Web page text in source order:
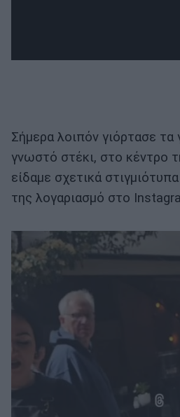
Σήμερα λοιπόν γιόρτασε τα
γνωστό στέκι, στο κέντρο
είδαμε σχετικά
της λογαριασμό στο